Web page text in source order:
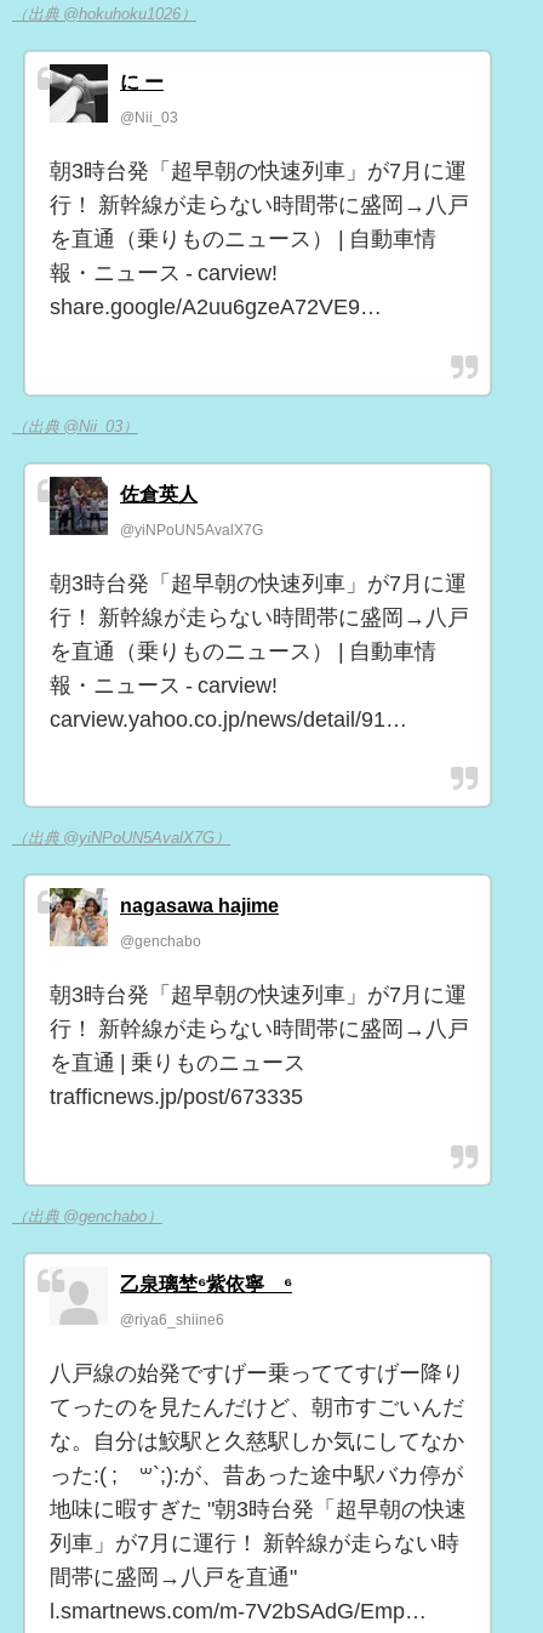
（出典 @hokuhoku1026）
に ー
@Nii_03
朝3時台発「超早朝の快速列車」が7月に運
行！ 新幹線が走らない時間帯に盛岡→八戸
を直通（乗りものニュース） | 自動車情
報・ニュース - carview!
share.google/A2uu6gzeA72VE9…
（出典 @Nii_03）
佐倉英人
@yiNPoUN5AvalX7G
朝3時台発「超早朝の快速列車」が7月に運
行！ 新幹線が走らない時間帯に盛岡→八戸
を直通（乗りものニュース） | 自動車情
報・ニュース - carview!
carview.yahoo.co.jp/news/detail/91…
（出典 @yiNPoUN5AvalX7G）
nagasawa hajime
@genchabo
朝3時台発「超早朝の快速列車」が7月に運
行！ 新幹線が走らない時間帯に盛岡→八戸
を直通 | 乗りものニュース
trafficnews.jp/post/673335
（出典 @genchabo）
乙泉璃埜⁶紫依寧®️⁶
@riya6_shiine6
八戸線の始発ですげー乗っててすげー降り
てったのを見たんだけど、朝市すごいんだ
な。自分は鮫駅と久慈駅しか気にしてなか
った:( ;´꒳`;):が、昔あった途中駅バカ停が
地味に暇すぎた "朝3時台発「超早朝の快速
列車」が7月に運行！ 新幹線が走らない時
間帯に盛岡→八戸を直通"
l.smartnews.com/m-7V2bSAdG/Emp…